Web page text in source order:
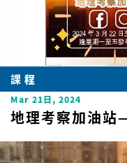
課程
Mar 21日, 2024
地理考察加油站